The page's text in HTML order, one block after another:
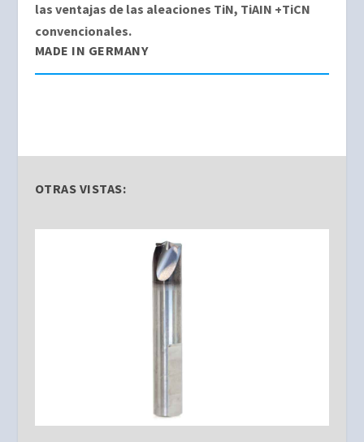
las ventajas de las aleaciones TiN, TiAIN +TiCN
convencionales.
MADE IN GERMANY
OTRAS VISTAS: